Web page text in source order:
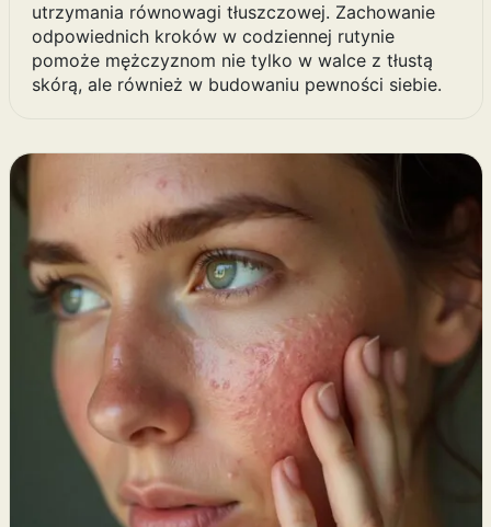
utrzymania równowagi tłuszczowej. Zachowanie
odpowiednich kroków w codziennej rutynie
pomoże mężczyznom nie tylko w walce z tłustą
skórą, ale również w budowaniu pewności siebie.